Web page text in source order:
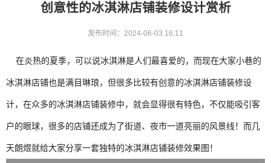
创意性的冰淇淋店铺装修设计赏析
发布时间：2024-06-03 16:11
在炎热的夏季，可以说冰淇淋是人们最喜爱的，而现在大家小巷的
冰淇淋店铺也是满目琳琅，但很多比较有创意的冰淇淋店铺装修设
计，在众多的冰淇淋店铺装修中，就会显得很有特色，不仅能吸引客
户的眼球，很多的店铺还成为了街道、夜市一道亮丽的风景线！而几
天朗煜就给大家分享一套独特的冰淇淋店铺装修效果图！